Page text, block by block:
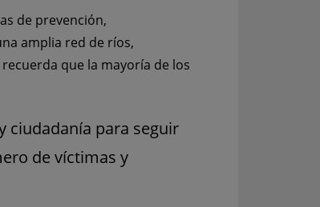
de prevención,
amplia red de ríos,
que la mayoría de los
ciudadanía para seguir
de víctimas y